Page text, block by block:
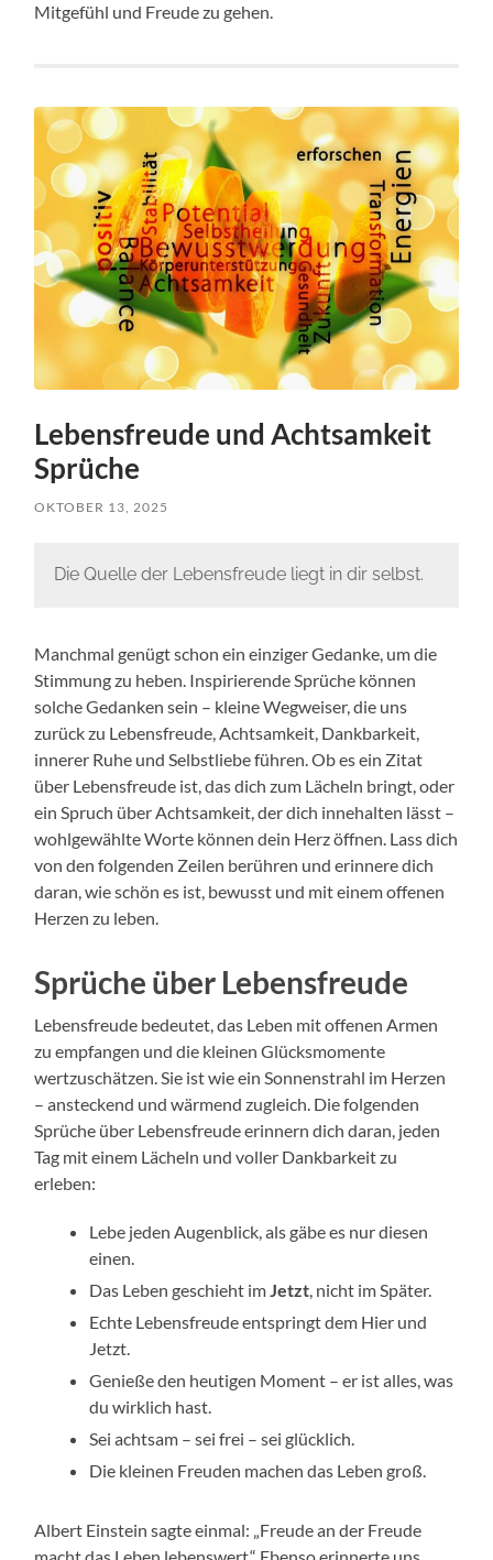
Mitgefühl und Freude zu gehen.
Lebensfreude und Achtsamkeit
Sprüche
OKTOBER 13, 2025
Die Quelle der Lebensfreude liegt in dir selbst.
Manchmal genügt schon ein einziger Gedanke, um die
Stimmung zu heben. Inspirierende Sprüche können
solche Gedanken sein – kleine Wegweiser, die uns
zurück zu Lebensfreude, Achtsamkeit, Dankbarkeit,
innerer Ruhe und Selbstliebe führen. Ob es ein Zitat
über Lebensfreude ist, das dich zum Lächeln bringt, oder
ein Spruch über Achtsamkeit, der dich innehalten lässt –
wohlgewählte Worte können dein Herz öffnen. Lass dich
von den folgenden Zeilen berühren und erinnere dich
daran, wie schön es ist, bewusst und mit einem offenen
Herzen zu leben.
Sprüche über Lebensfreude
Lebensfreude bedeutet, das Leben mit offenen Armen
zu empfangen und die kleinen Glücksmomente
wertzuschätzen. Sie ist wie ein Sonnenstrahl im Herzen
– ansteckend und wärmend zugleich. Die folgenden
Sprüche über Lebensfreude erinnern dich daran, jeden
Tag mit einem Lächeln und voller Dankbarkeit zu
erleben:
Lebe jeden Augenblick, als gäbe es nur diesen
einen.
Das Leben geschieht imJetzt, nicht im Später.
Echte Lebensfreude entspringt dem Hier und
Jetzt.
Genieße den heutigen Moment – er ist alles, was
du wirklich hast.
Sei achtsam – sei frei – sei glücklich.
Die kleinen Freuden machen das Leben groß.
Albert Einstein sagte einmal: „Freude an der Freude